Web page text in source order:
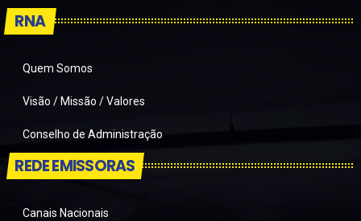
RNA
Quem Somos
Visão / Missão / Valores
Conselho de Administração
REDE EMISSORAS
Canais Nacionais